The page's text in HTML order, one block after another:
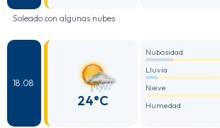
Soleado con algunas nubes
18.08
24°C
Nubosidad
Lluvia
Nieve
Humedad